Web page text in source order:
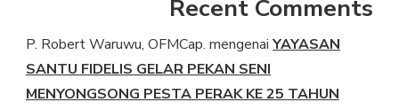
Recent Comments
P. Robert Waruwu, OFMCap. mengenai YAYASAN
SANTU FIDELIS GELAR PEKAN SENI
MENYONGSONG PESTA PERAK KE 25 TAHUN